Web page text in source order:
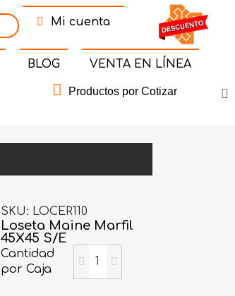
Mi cuenta
BLOG VENTA EN LÍNEA
Productos por Cotizar
SKU LOCER110
Loseta Maine Marfil
45X45 S/E
Cantidad
por Caja